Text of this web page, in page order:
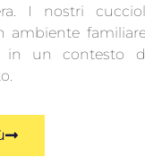
I nostri
ambiente
in un contesto